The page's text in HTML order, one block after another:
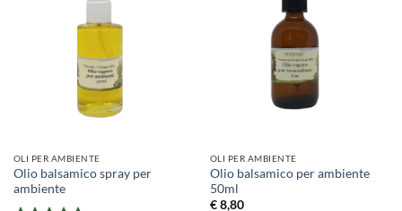
OLI PER AMBIENTE
Olio balsamico spray per
ambiente
OLI PER AMBIENTE
Olio balsamico per ambiente
50ml
€8,80